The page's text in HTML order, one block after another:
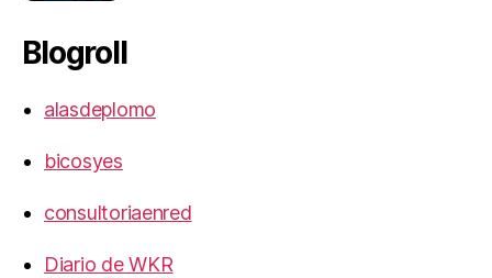
Blogroll
alasdeplomo
bicosyes
consultoriaenred
Diario de WKR